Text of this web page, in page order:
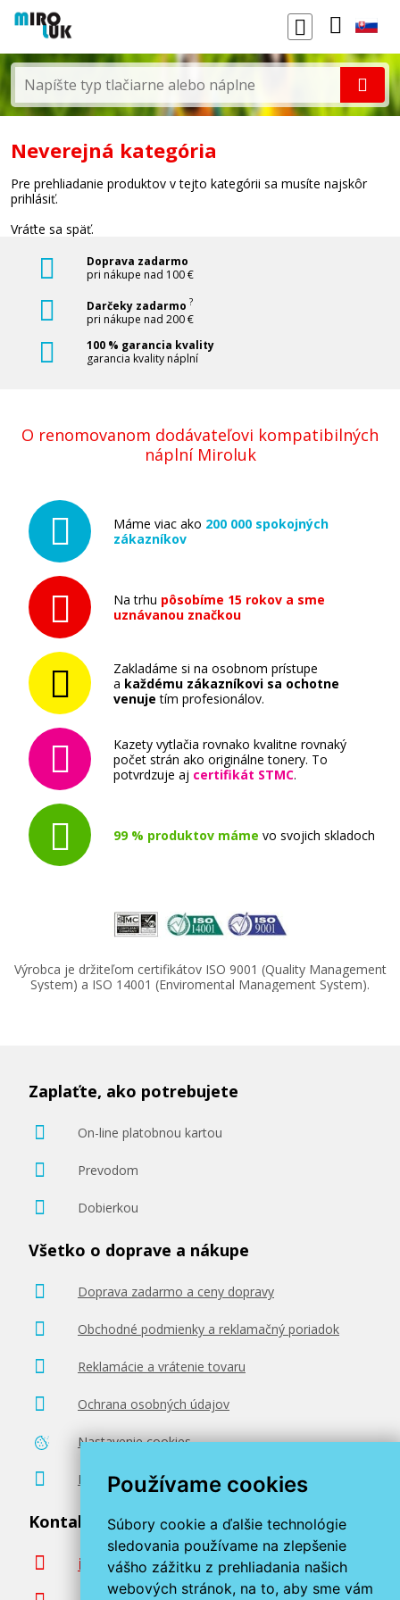
Používame cookies
Súbory cookie a ďalšie technológie
sledovania používame na zlepšenie
vášho zážitku z prehliadania našich
webových stránok, na to, aby sme vám
Neverejná kategória
Pre prehliadanie produktov v tejto kategórii sa musíte najskôr
prihlásiť.
Vráťte sa späť.
Doprava zadarmo
pri nákupe nad 100 €
Darčeky zadarmo ?
pri nákupe nad 200 €
100 % garancia kvality
garancia kvality náplní
O renomovanom dodávateľovi kompatibilných
náplní Miroluk
Máme viac ako 200 000 spokojných
zákazníkov
Na trhu pôsobíme 15 rokov a sme
uznávanou značkou
Zakladáme si na osobnom prístupe
a každému zákazníkovi sa ochotne
venuje tím profesionálov.
Kazety vytlačia rovnako kvalitne rovnaký
počet strán ako originálne tonery. To
potvrdzuje aj certifikát STMC.
99 % produktov máme vo svojich skladoch
Výrobca je držiteľom certifikátov ISO 9001 (Quality Management
System) a ISO 14001 (Enviromental Management System).
Zaplaťte, ako potrebujete
On-line platobnou kartou
Prevodom
Dobierkou
Všetko o doprave a nákupe
Doprava zadarmo a ceny dopravy
Obchodné podmienky a reklamačný poriadok
Reklamácie a vrátenie tovaru
Ochrana osobných údajov
Nastavenie cookies
Poradenstvo zadarmo
Kontaktujte nás
info@miroluk.sk